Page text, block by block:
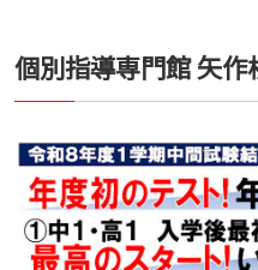
個別指導専門館 矢作